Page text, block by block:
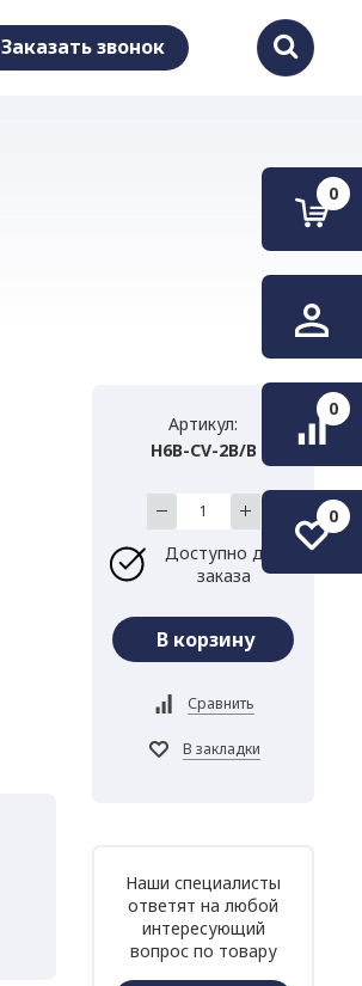
Заказать звонок
0
0
0
Артикул:
H6B-CV-2B/B
Доступно для
заказа
Наши специалисты
ответят на любой
интересующий
вопрос по товару